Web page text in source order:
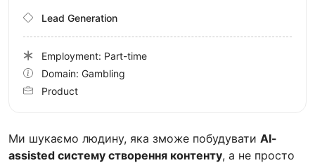
Ми шукаємо людину, яка зможе побудувати AI-
assisted систему створення контенту, а не просто
Lead Generation
Employment: Part-time
Domain: Gambling
Product